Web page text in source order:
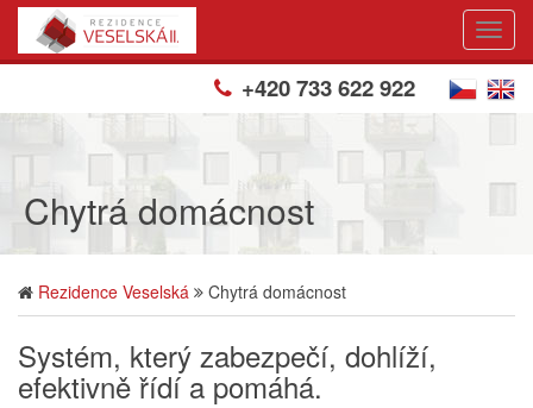
+420 733 622 922
Chytrá domácnost
Rezidence Veselská Chytrá domácnost
Systém, který zabezpečí, dohlíží,
efektivně řídí a pomáhá.